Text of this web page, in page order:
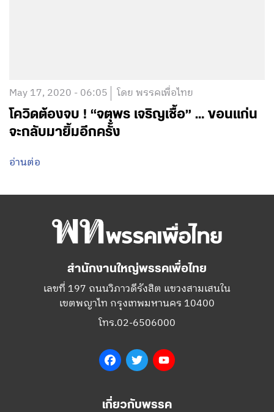
May 17, 2020 - 06:05 โดย พรรคเพื่อไทย
โควิดต้องจบ ! “จตุพร เจริญเชื้อ” … ขอนแก่น
จะกลับมายิ้มอีกครั้ง
อ่านต่อ
สำนักงานใหญ่พรรคเพื่อไทย
เลขที่ 197 ถนนวิภาวดีรังสิต แขวงสามเสนใน
เขตพญาไท กรุงเทพมหานคร 10400
โทร.02-6506000
FacebookTwitter
เกี่ยวกับพรรค